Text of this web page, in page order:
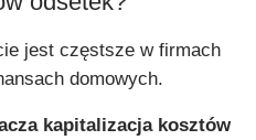
jest częstsze w firmach
domowych.
kapitalizacja kosztów